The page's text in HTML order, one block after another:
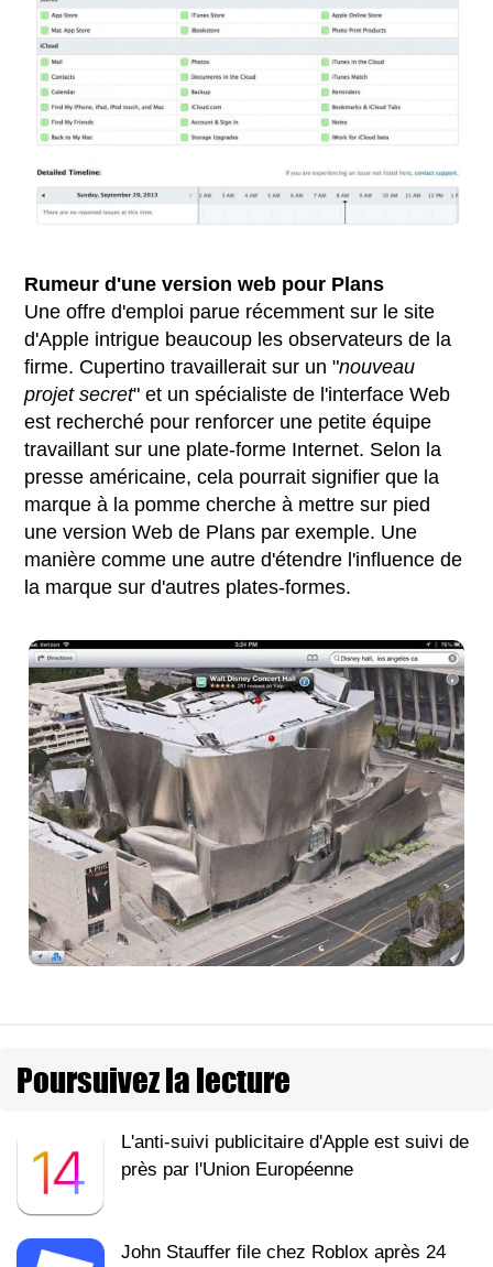
Rumeur d'une version web pour Plans
Une offre d'emploi parue récemment sur le site
d'Apple intrigue beaucoup les observateurs de la
firme. Cupertino travaillerait sur un "nouveau
projet secret" et un spécialiste de l'interface Web
est recherché pour renforcer une petite équipe
travaillant sur une plate-forme Internet. Selon la
presse américaine, cela pourrait signifier que la
marque à la pomme cherche à mettre sur pied
une version Web de Plans par exemple. Une
manière comme une autre d'étendre l'influence de
la marque sur d'autres plates-formes.
Poursuivez la lecture
L'anti-suivi publicitaire d'Apple est suivi de
près par l'Union Européenne
John Stauffer file chez Roblox après 24